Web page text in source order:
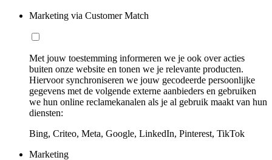
Marketing via Customer Match
Met jouw toestemming informeren we je ook over acties
buiten onze website en tonen we je relevante producten.
Hiervoor synchroniseren we jouw gecodeerde persoonlijke
gegevens met de volgende externe aanbieders en gebruiken
we hun online reclamekanalen als je al gebruik maakt van hun
diensten:
Bing, Criteo, Meta, Google, LinkedIn, Pinterest, TikTok
Marketing